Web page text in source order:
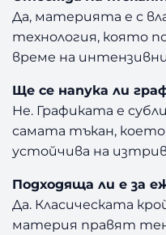
Да, материята е с
технология, която
време на
Ще се напука ли
Не. Графиката е
самата тъкан,
устойчива на
Подходяща ли е за
Да. Класическата
материя правят